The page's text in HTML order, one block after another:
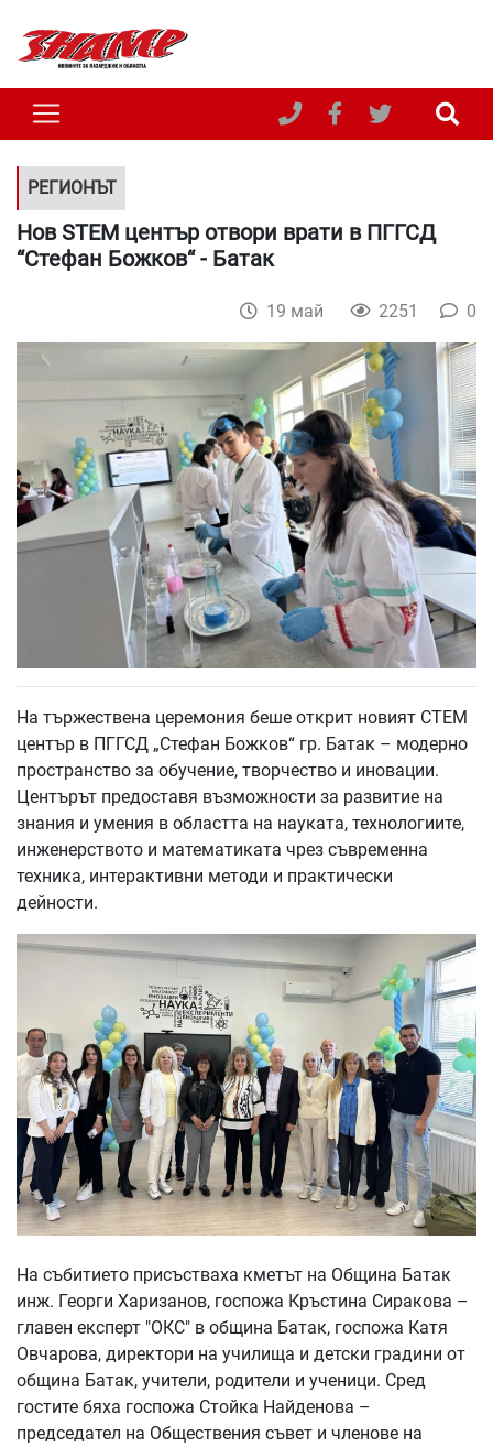
РЕГИОНЪТ
Нов STEM център отвори врати в ПГГСД
“Стефан Божков“ - Батак
19 май 2251 0
На тържествена церемония беше открит новият СТЕМ
център в ПГГСД „Стефан Божков“ гр. Батак – модерно
пространство за обучение, творчество и иновации.
Центърът предоставя възможности за развитие на
знания и умения в областта на науката, технологиите,
инженерството и математиката чрез съвременна
техника, интерактивни методи и практически
дейности.
На събитието присъстваха кметът на Община Батак
инж. Георги Харизанов, госпожа Кръстина Сиракова –
главен експерт "ОКС" в община Батак, госпожа Катя
Овчарова, директори на училища и детски градини от
община Батак, учители, родители и ученици. Сред
гостите бяха госпожа Стойка Найденова –
председател на Обществения съвет и членове на